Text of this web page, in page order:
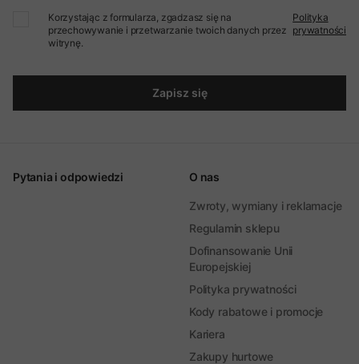
Korzystając z formularza, zgadzasz się na
przechowywanie i przetwarzanie twoich danych przez
witrynę.
Polityka
prywatności
Zapisz się
Pytania i odpowiedzi O nas
Zwroty, wymiany i reklamacje
Regulamin sklepu
Dofinansowanie Unii
Europejskiej
Polityka prywatności
Kody rabatowe i promocje
Kariera
Zakupy hurtowe